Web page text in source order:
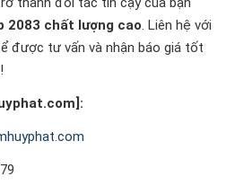
2083 chất lượng cao. Liên hệ với
được tư vấn và nhận báo giá tốt